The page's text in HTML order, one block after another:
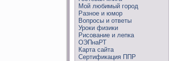
Мой любимый город
Разное и юмор
Вопросы и ответы
Уроки физики
Рисование и лепка
ОЭПнаРТ
Карта сайта
Сертификация ППР